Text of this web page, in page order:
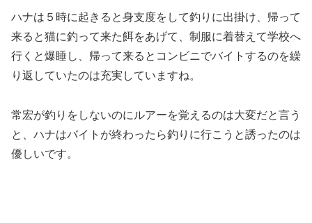
ハナは５時に起きると身支度をして釣りに出掛け、帰って
来ると猫に釣って来た餌をあげて、制服に着替えて学校へ
行くと爆睡し、帰って来るとコンビニでバイトするのを繰
り返していたのは充実していますね。
常宏が釣りをしないのにルアーを覚えるのは大変だと言う
と、ハナはバイトが終わったら釣りに行こうと誘ったのは
優しいです。